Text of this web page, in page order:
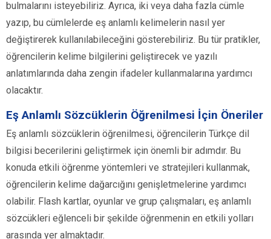
bulmalarını isteyebiliriz. Ayrıca, iki veya daha fazla cümle
yazıp, bu cümlelerde eş anlamlı kelimelerin nasıl yer
değiştirerek kullanılabileceğini gösterebiliriz. Bu tür pratikler,
öğrencilerin kelime bilgilerini geliştirecek ve yazılı
anlatımlarında daha zengin ifadeler kullanmalarına yardımcı
olacaktır.
Eş Anlamlı Sözcüklerin Öğrenilmesi İçin Öneriler
Eş anlamlı sözcüklerin öğrenilmesi, öğrencilerin Türkçe dil
bilgisi becerilerini geliştirmek için önemli bir adımdır. Bu
konuda etkili öğrenme yöntemleri ve stratejileri kullanmak,
öğrencilerin kelime dağarcığını genişletmelerine yardımcı
olabilir. Flash kartlar, oyunlar ve grup çalışmaları, eş anlamlı
sözcükleri eğlenceli bir şekilde öğrenmenin en etkili yolları
arasında yer almaktadır.